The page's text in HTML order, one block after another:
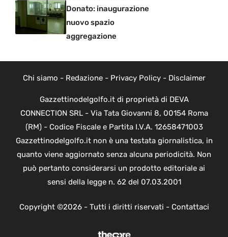
Donato: inaugurazione
nuovo spazio
aggregazione
Chi siamo - Redazione- Privacy Policy- Disclaimer
Gazzettinodelgolfo.it di proprietà di DEVA
CONNECTION SRL - Via Tata Giovanni 8, 00154 Roma
(RM) - Codice Fiscale e Partita I.V.A. 12658471003
Gazzettinodelgolfo.it non è una testata giornalistica, in
quanto viene aggiornato senza alcuna periodicità. Non
può pertanto considerarsi un prodotto editoriale ai
sensi della legge n. 62 del 07.03.2001
Copyright ©2026 - Tutti i diritti riservati - Contattaci